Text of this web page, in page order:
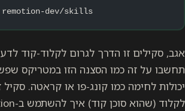
dev/skills
אגב, סקילים זו הדרך לגרום לקלוד-קוד
תחשבו על זה כמו הסצנה הזו במטריקס
יכולות לחימה כמו קונג-פו או קראטה.